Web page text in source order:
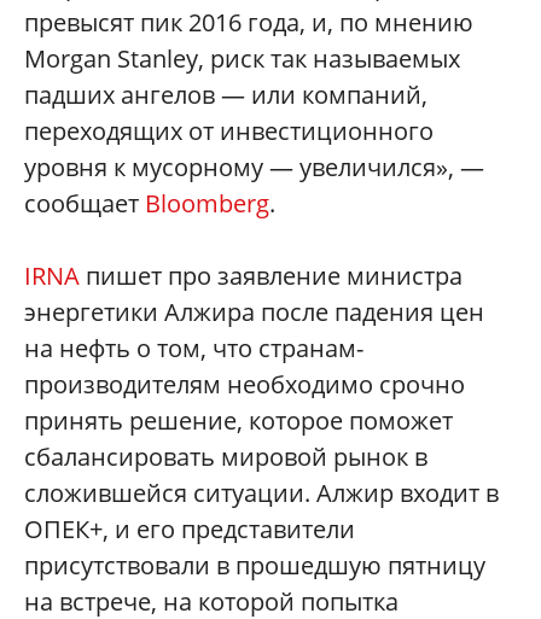
превысят пик 2016 года, и, по мнению
Morgan Stanley, риск так называемых
падших ангелов — или компаний,
переходящих от инвестиционного
уровня к мусорному — увеличился», —
сообщает Bloomberg.
IRNA пишет про заявление министра
энергетики Алжира после падения цен
на нефть о том, что странам-
производителям необходимо срочно
принять решение, которое поможет
сбалансировать мировой рынок в
сложившейся ситуации. Алжир входит в
ОПЕК+, и его представители
присутствовали в прошедшую пятницу
на встрече, на которой попытка